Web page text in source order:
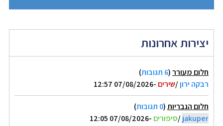
יצירות אחרונות
חלום מעורר(6 תגובות
)
רבקה ירון/שירים -07/08/2026 12:57
חלום הגבריות(0 תגובות
)
jakuper
/סיפורים -07/08/2026 12:05